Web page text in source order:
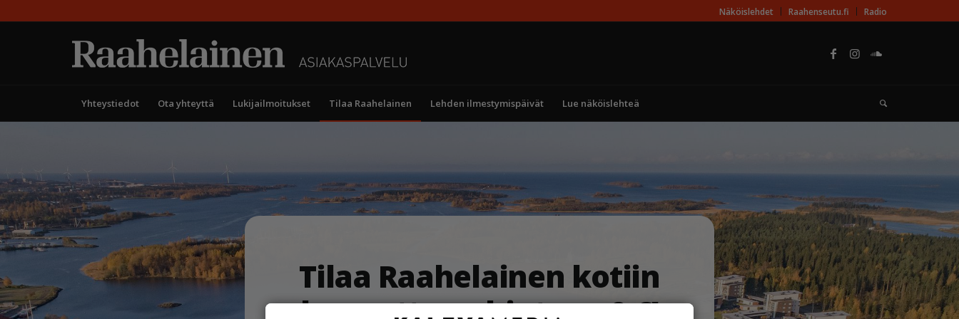
Näköislehdet Raahenseutu.fi Radio
Yhteystiedot Ota yhteyttä Lukijailmoitukset Tilaa Raahelainen Lehden ilmestymispäivät Lue näköislehteä
Tilaa Raahelainen kotiin